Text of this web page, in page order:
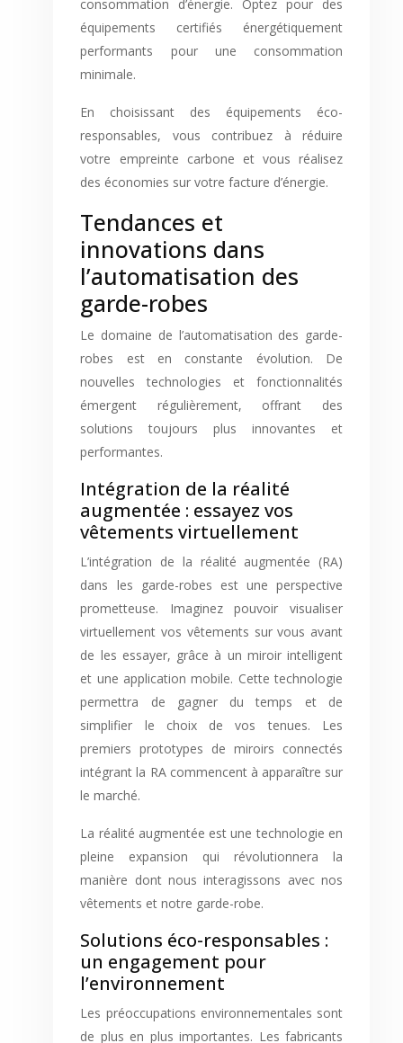
consommation d’énergie. Optez pour des
équipements certifiés énergétiquement
performants pour une consommation
minimale.
En choisissant des équipements éco-
responsables, vous contribuez à réduire
votre empreinte carbone et vous réalisez
des économies sur votre facture d’énergie.
Tendances et
innovations dans
l’automatisation des
garde-robes
Le domaine de l’automatisation des garde-
robes est en constante évolution. De
nouvelles technologies et fonctionnalités
émergent régulièrement, offrant des
solutions toujours plus innovantes et
performantes.
Intégration de la réalité
augmentée : essayez vos
vêtements virtuellement
L’intégration de la réalité augmentée (RA)
dans les garde-robes est une perspective
prometteuse. Imaginez pouvoir visualiser
virtuellement vos vêtements sur vous avant
de les essayer, grâce à un miroir intelligent
et une application mobile. Cette technologie
permettra de gagner du temps et de
simplifier le choix de vos tenues. Les
premiers prototypes de miroirs connectés
intégrant la RA commencent à apparaître sur
le marché.
La réalité augmentée est une technologie en
pleine expansion qui révolutionnera la
manière dont nous interagissons avec nos
vêtements et notre garde-robe.
Solutions éco-responsables :
un engagement pour
l’environnement
Les préoccupations environnementales sont
de plus en plus importantes. Les fabricants